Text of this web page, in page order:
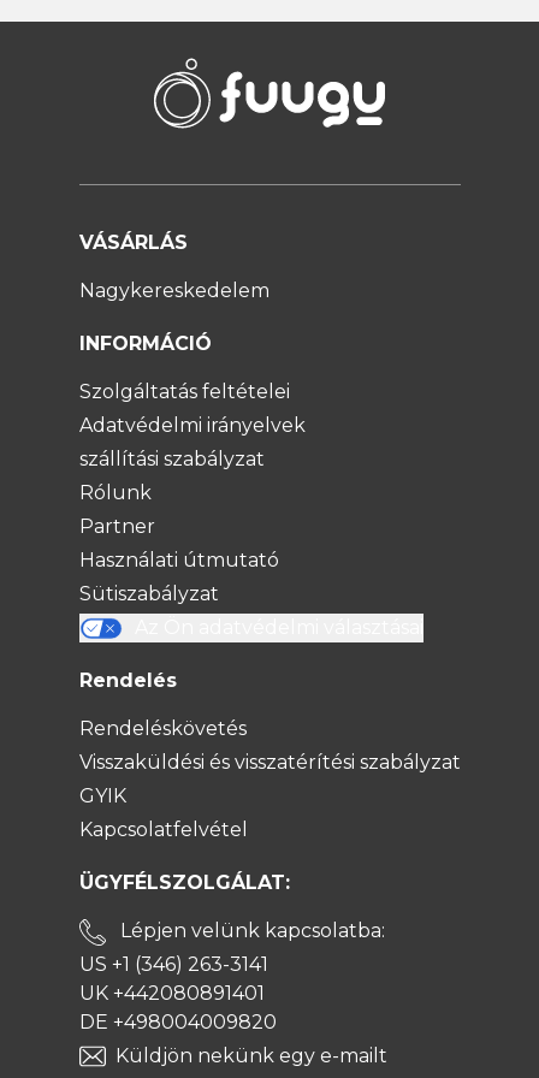
VÁSÁRLÁS
Nagykereskedelem
INFORMÁCIÓ
Szolgáltatás feltételei
Adatvédelmi irányelvek
szállítási szabályzat
Rólunk
Partner
Használati útmutató
Sütiszabályzat
Rendelés
Rendeléskövetés
Visszaküldési és visszatérítési szabályzat
GYIK
Kapcsolatfelvétel
ÜGYFÉLSZOLGÁLAT:
Lépjen velünk kapcsolatba:
US +1 (346) 263-3141
UK +442080891401
DE +498004009820
Küldjön nekünk egy e-mailt